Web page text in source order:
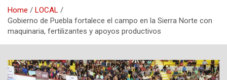
Home
LOCAL
Gobierno de Puebla fortalece el campo en la Sierra Norte con
maquinaria, fertilizantes y apoyos productivos